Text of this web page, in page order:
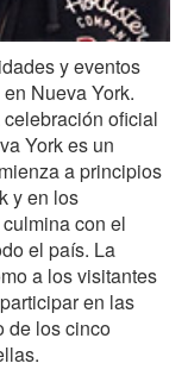
y eventos
Nueva York.
oficial
York es un
a principios
y en los
con el
el país. La
a los visitantes
en las
de los cinco